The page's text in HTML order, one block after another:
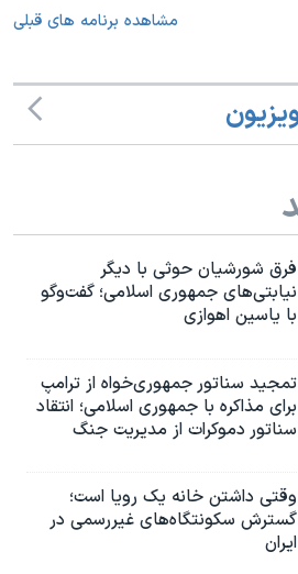
مشاهده برنامه های قبلی
فرق شورشیان حوثی با دیگر
نیابتی‌های جمهوری اسلامی؛ گفت‌وگو
با یاسین اهوازی
تمجید سناتور جمهوری‌خواه از ترامپ
برای مذاکره با جمهوری اسلامی؛ انتقاد
سناتور دموکرات از مدیریت جنگ
وقتی داشتن خانه یک رویا است؛
گسترش سکونتگاه‌های غیررسمی در
ایران